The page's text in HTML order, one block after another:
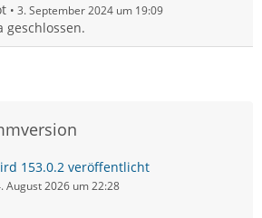
3. September 2024 um 19:09
geschlossen.
153.0.2 veröffentlicht
August 2026 um 22:28